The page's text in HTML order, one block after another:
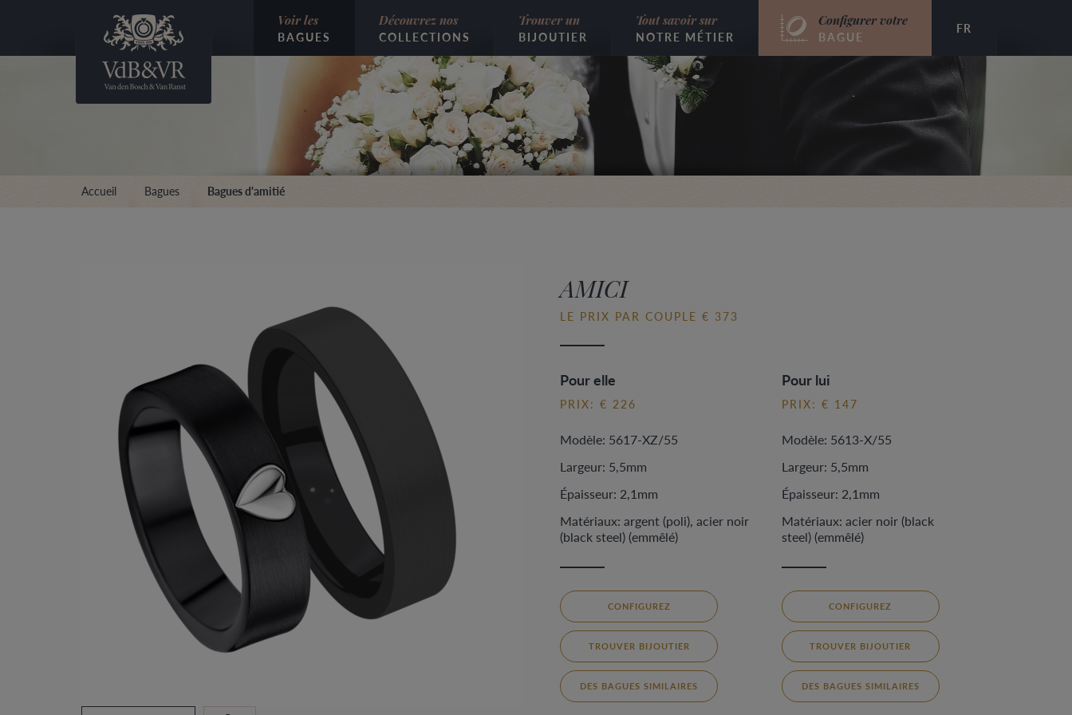
FR
Voir les
BAGUES
Découvrez nos
COLLECTIONS
Trouver un
BIJOUTIER
Tout savoir sur
NOTRE MÉTIER
Configurer votre
BAGUE
Accueil Bagues Bagues d'amitié
AMICI
LE PRIX PAR COUPLE € 373
Pour elle
PRIX: € 226
Modèle: 5617-XZ/55
Largeur: 5,5mm
Épaisseur: 2,1mm
Matériaux: argent (poli), acier noir
(black steel) (emmêlé)
CONFIGUREZ
TROUVER BIJOUTIER
DES BAGUES SIMILAIRES
Pour lui
PRIX: € 147
Modèle: 5613-X/55
Largeur: 5,5mm
Épaisseur: 2,1mm
Matériaux: acier noir (black
steel) (emmêlé)
CONFIGUREZ
TROUVER BIJOUTIER
DES BAGUES SIMILAIRES